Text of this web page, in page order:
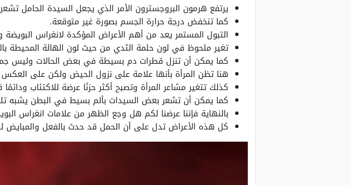
يرتفع هرمون البروجسترون الأمر الذي يجعل السيدة الحامل
كما تنخفض درجة حرارة الجسم بصورة غير متوقعة.
التبول المستمر يعد من أهم الأعراض المؤكدة لانغراس البويضة
تغير ملحوظ في لون حلمة الثدي من حيث لون الهالة المحيطة
كما يمكن أن تنزل قطرات دم بسيطة في بعض الحالات وليس
هنا تظن المرأة بأنها علامة على نزول الحيض ولكن على
كذلك تتغير مشاعر المرأة وتصبح أكثر حزنًا عرضة للاكتئاب
كما يمكن أن تشعر بعض السيدات بألم بسيط في البطن يشبه
بالنهاية فإننا عرضنا لكم هل وجع الظهر من علامات انغراس
كل هذه الأعراض تدل على أن الحمل قد حدث بالفعل والمبايض